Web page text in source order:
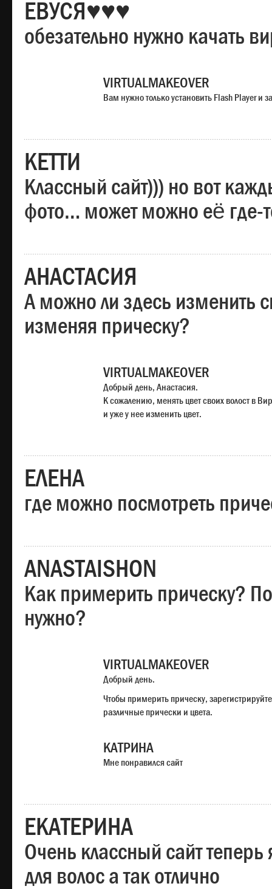
ЕВУСЯ♥♥♥
обезательно нужно качать
VIRTUALMAKEOVER
Вам нужно только установить Flash Player и
КЕТТИ
Классный сайт))) но вот
фото… может можно её где-
АНАСТАСИЯ
А можно ли здесь изменить
изменяя прическу?
VIRTUALMAKEOVER
Добрый день, Анастасия.
К сожалению, менять цвет своих волост в
и уже у нее изменить цвет.
ЕЛЕНА
где можно посмотреть
ANASTAISHON
Как примерить прическу?
нужно?
VIRTUALMAKEOVER
Добрый день.
Чтобы примерить прическу,
различные прически и цвета.
КАТРИНА
Мне понравился сайт
ЕКАТЕРИНА
Очень классный сайт теперь
для волос а так отлично